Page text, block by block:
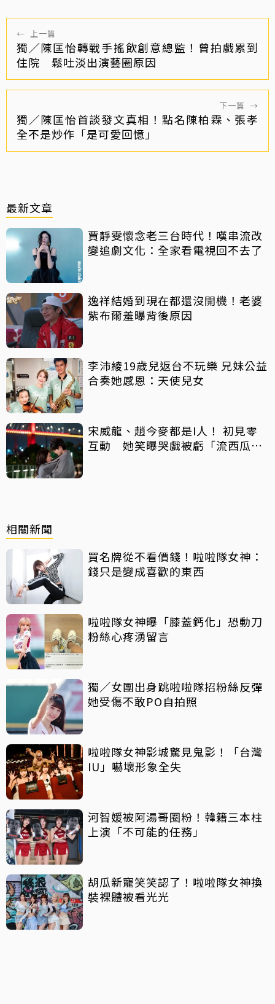
← 上一篇
獨／陳匡怡轉戰手搖飲創意總監！曾拍戲累到
住院 鬆吐淡出演藝圈原因
下一篇 →
獨／陳匡怡首談發文真相！點名陳柏霖、張孝
全不是炒作「是可愛回憶」
最新文章
賈靜雯懷念老三台時代！嘆串流改
變追劇文化：全家看電視回不去了
逸祥結婚到現在都還沒開機！老婆
紫布爾羞曝背後原因
李沛綾19歲兒返台不玩樂 兄妹公益
合奏她感恩：天使兒女
宋威龍、趙今麥都是I人！ 初見零
互動 她笑曝哭戲被虧「流西瓜
相關新聞
買名牌從不看價錢！啦啦隊女神：
錢只是變成喜歡的東西
啦啦隊女神曝「膝蓋鈣化」恐動刀
粉絲心疼湧留言
獨／女團出身跳啦啦隊招粉絲反彈
她受傷不敢PO自拍照
啦啦隊女神影城驚見鬼影！「台灣
IU」嚇壞形象全失
河智媛被阿湯哥圈粉！韓籍三本柱
上演「不可能的任務」
胡瓜新寵笑笑認了！啦啦隊女神換
裝裸體被看光光